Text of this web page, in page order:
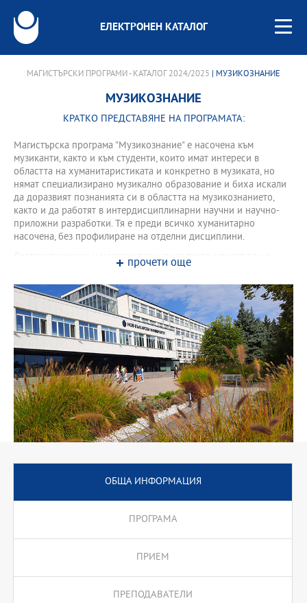
ЕЛЕКТРОНЕН КАТАЛОГ
МАГИСТЪРСКИ ПРОГРАМИ - КАТАЛОГ 2024/2025 | МУЗИКОЗНАНИЕ
МУЗИКОЗНАНИЕ
КРАТКО ПРЕДСТАВЯНЕ НА ПРОГРАМАТА:
Магистърска програма "Музикознание" е насочена към
музиканти, както и към студенти, които имат интереси в
областта на хуманитаристиката и конкретно в музиката, но
нямат специализирано музикално образование и биха искали
да доразвият познанията си в областта на музикознанието,
както и да работят в интердисциплинарни научни и научно-
приложни разработки. Тя е преди всичко хуманитарно
насочена, без профилиране на отделни дисциплини.
Систематизирано и надграждащо през трите семестъра на
изучаващите тази програма ще бъдат предложени аудиторни
курсове, чиято цел е да се предостави възможност за
структуриране на основни знания за музиката като система на
култура и изкуство, средство за комуникация, релакс и терапия,
ситуиране в пазарни ниши, за връзката й с другите изкуства,
нейното исторически и теоретично развитие. В процеса на
обучение студентите ще бъдат разработени и включени и
онлайн форми на консултации и обучение.
В тренинговите часове студентите ще бъдат насочени с
определени задачи към курсове като "Научни семинари",
"Музикология", "Музикални изкуства" и други практики, като ще
бъдат създавани възможности за придобиване на опит и в
реална работна среда (включване в научни събития,
сътрудничество в медии и др.).
Студентите имат право и да изучават, по тяхно желание,
подходящи дисциплини, преподавани в други специалности,
Част от курсовете са с по-голяма теоретична насоченост, някои
са и надграждащи, а други са насочени към модели на
функциониране в музикалната култура на ХХ-ХХI век, както и
към практическата реализация на завършилите "Музикознание".
прочети още
ОБЩА ИНФОРМАЦИЯ
ПРОГРАМА
ПРИЕМ
ПРЕПОДАВАТЕЛИ